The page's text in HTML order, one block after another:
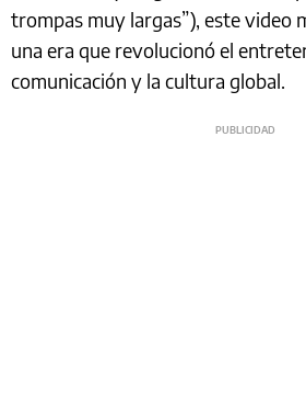
trompas muy largas”), este video
una era que revolucionó el
comunicación y la cultura global.